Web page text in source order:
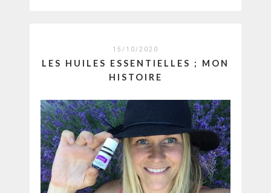
15/10/2020
LES HUILES ESSENTIELLES ; MON
HISTOIRE